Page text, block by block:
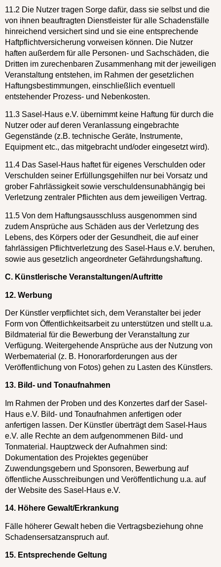
11.2 Die Nutzer tragen Sorge dafür, dass sie selbst und die
von ihnen beauftragten Dienstleister für alle Schadensfälle
hinreichend versichert sind und sie eine entsprechende
Haftpflichtversicherung vorweisen können. Die Nutzer
haften außerdem für alle Personen- und Sachschäden, die
Dritten im zurechenbaren Zusammenhang mit der jeweiligen
Veranstaltung entstehen, im Rahmen der gesetzlichen
Haftungsbestimmungen, einschließlich eventuell
entstehender Prozess- und Nebenkosten.
11.3 Sasel-Haus e.V. übernimmt keine Haftung für durch die
Nutzer oder auf deren Veranlassung eingebrachte
Gegenstände (z.B. technische Geräte, Instrumente,
Equipment etc., das mitgebracht und/oder eingesetzt wird).
11.4 Das Sasel-Haus haftet für eigenes Verschulden oder
Verschulden seiner Erfüllungsgehilfen nur bei Vorsatz und
grober Fahrlässigkeit sowie verschuldensunabhängig bei
Verletzung zentraler Pflichten aus dem jeweiligen Vertrag.
11.5 Von dem Haftungsausschluss ausgenommen sind
zudem Ansprüche aus Schäden aus der Verletzung des
Lebens, des Körpers oder der Gesundheit, die auf einer
fahrlässigen Pflichtverletzung des Sasel-Haus e.V. beruhen,
sowie aus gesetzlich angeordneter Gefährdungshaftung.
C. Künstlerische Veranstaltungen/Auftritte
12. Werbung
Der Künstler verpflichtet sich, dem Veranstalter bei jeder
Form von Öffentlichkeitsarbeit zu unterstützen und stellt u.a.
Bildmaterial für die Bewerbung der Veranstaltung zur
Verfügung. Weitergehende Ansprüche aus der Nutzung von
Werbematerial (z. B. Honorarforderungen aus der
Veröffentlichung von Fotos) gehen zu Lasten des Künstlers.
13. Bild- und Tonaufnahmen
Im Rahmen der Proben und des Konzertes darf der Sasel-
Haus e.V. Bild- und Tonaufnahmen anfertigen oder
anfertigen lassen. Der Künstler überträgt dem Sasel-Haus
e.V. alle Rechte an dem aufgenommenen Bild- und
Tonmaterial. Hauptzweck der Aufnahmen sind:
Dokumentation des Projektes gegenüber
Zuwendungsgebern und Sponsoren, Bewerbung auf
öffentliche Ausschreibungen und Veröffentlichung u.a. auf
der Website des Sasel-Haus e.V.
14. Höhere Gewalt/Erkrankung
Fälle höherer Gewalt heben die Vertragsbeziehung ohne
Schadensersatzanspruch auf.
15. Entsprechende Geltung